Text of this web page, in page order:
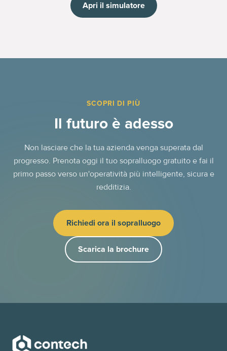
Apri il simulatore
SCOPRI DI PIÙ
Il futuro è adesso
Non lasciare che la tua azienda venga superata dal
progresso. Prenota oggi il tuo sopralluogo gratuito e fai il
primo passo verso un'operatività più intelligente, sicura e
redditizia.
Richiedi ora il sopralluogo
Scarica la brochure